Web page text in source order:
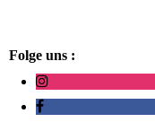
Folge uns :